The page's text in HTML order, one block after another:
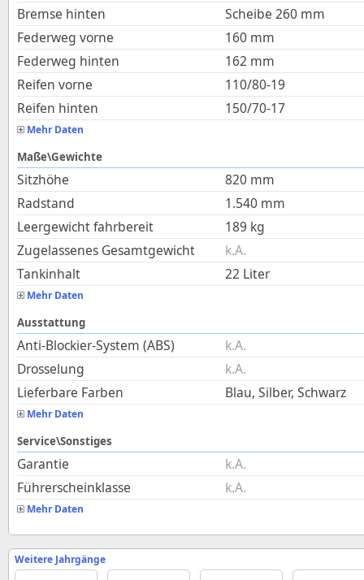
Bremse hinten
Scheibe 260 mm
Federweg vorne
160 mm
Federweg hinten
162 mm
Reifen vorne
110/80-19
Reifen hinten
150/70-17
Mehr Daten
Maße\Gewichte
Sitzhöhe 820 mm
Radstand
1.540 mm
Leergewicht fahrbereit
189 kg
Zugelassenes Gesamtgewicht
k.A.
Tankinhalt
22 Liter
Mehr Daten
Ausstattung
Anti-Blockier-System (ABS)
k.A.
Drosselung
k.A.
Lieferbare Farben
Blau, Silber, Schwarz
Mehr Daten
Service\Sonstiges
Garantie
k.A.
Führerscheinklasse
k.A.
Mehr Daten
Weitere Jahrgänge